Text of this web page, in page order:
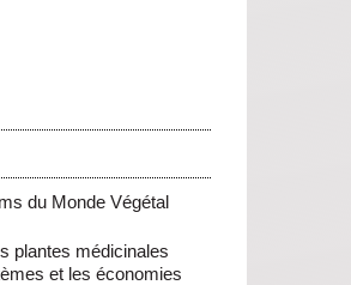
du Monde Végétal
plantes médicinales
et les économies